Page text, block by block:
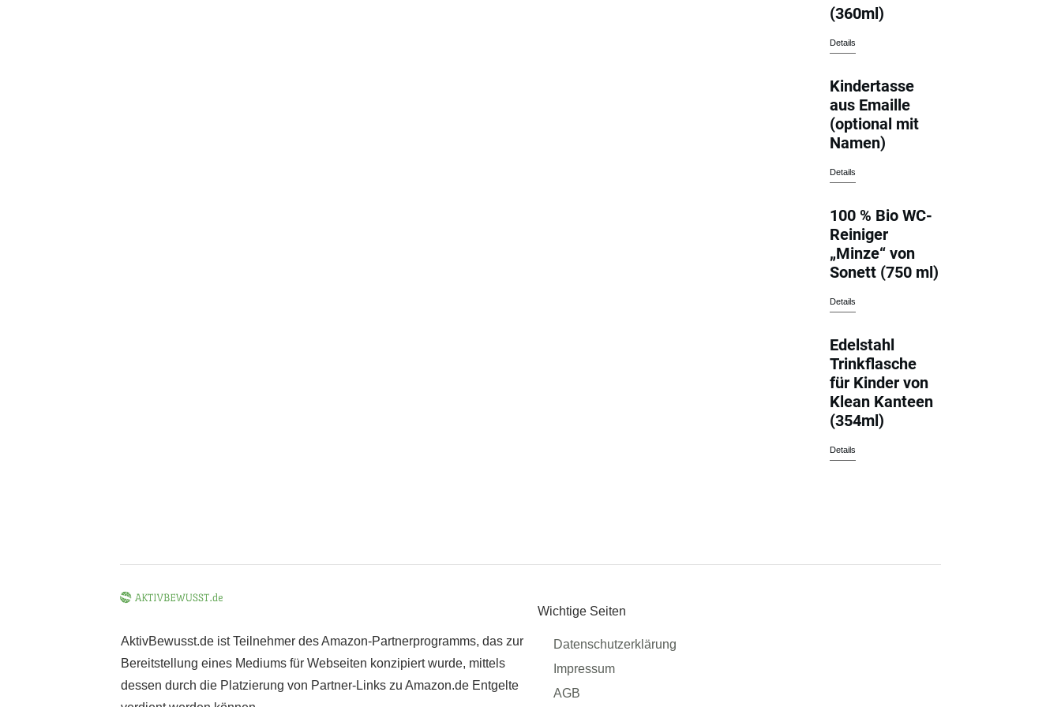
(360ml)
Details
Kindertasse
aus Emaille
(optional mit
Namen)
Details
100 % Bio WC-
Reiniger
„Minze“ von
Sonett (750 ml)
Details
Edelstahl
Trinkflasche
für Kinder von
Klean Kanteen
(354ml)
Details
AktivBewusst.de ist Teilnehmer des Amazon-Partnerprogramms, das zur
Bereitstellung eines Mediums für Webseiten konzipiert wurde, mittels
dessen durch die Platzierung von Partner-Links zu Amazon.de Entgelte
Wichtige Seiten
Datenschutzerklärung
Impressum
AGB